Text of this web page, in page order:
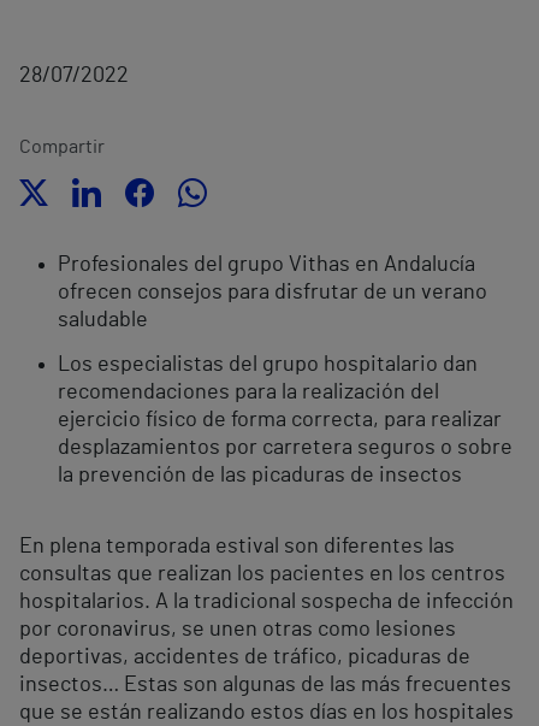
28/07/2022
Compartir
Profesionales del grupo Vithas en Andalucía
ofrecen consejos para disfrutar de un verano
saludable
Los especialistas del grupo hospitalario dan
recomendaciones para la realización del
ejercicio físico de forma correcta, para realizar
desplazamientos por carretera seguros o sobre
la prevención de las picaduras de insectos
En plena temporada estival son diferentes las
consultas que realizan los pacientes en los centros
hospitalarios. A la tradicional sospecha de infección
por coronavirus, se unen otras como lesiones
deportivas, accidentes de tráfico, picaduras de
insectos… Estas son algunas de las más frecuentes
que se están realizando estos días en los hospitales